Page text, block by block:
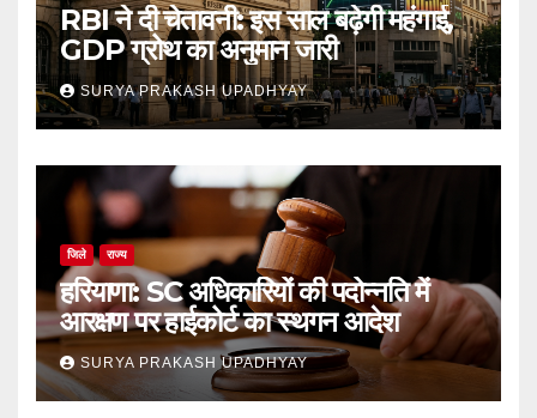
RBI ने दी चेतावनी: इस साल बढ़ेगी महंगाई,
GDP ग्रोथ का अनुमान जारी
SURYA PRAKASH UPADHYAY
जिले राज्य
हरियाणा: SC अधिकारियों की पदोन्नति में
आरक्षण पर हाईकोर्ट का स्थगन आदेश
SURYA PRAKASH UPADHYAY